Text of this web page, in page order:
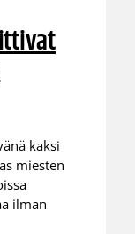
kaksi
miesten
ilman